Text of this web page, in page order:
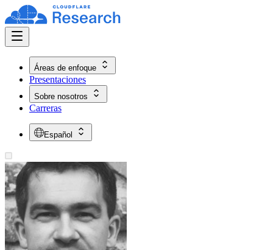
Áreas de enfoque
Presentaciones
Sobre nosotros
Carreras
Español